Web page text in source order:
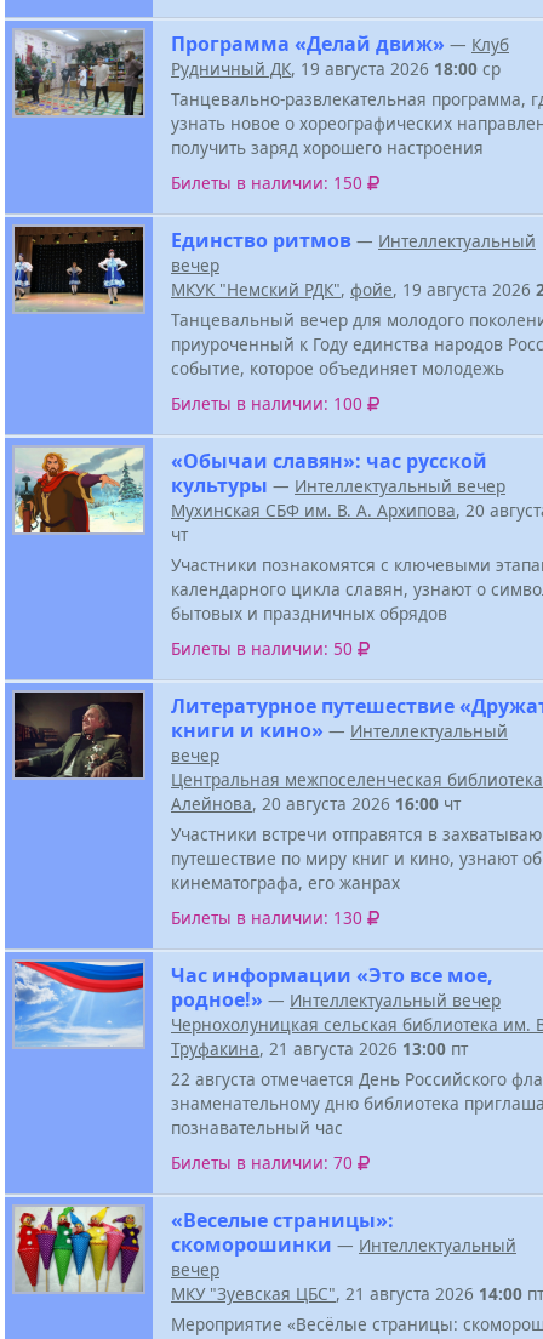
Программа «Делай движ» — Клуб
Рудничный ДК, 19 августа 2026 18:00 ср
Танцевально-развлекательная программа,
узнать новое о хореографических
получить заряд хорошего настроения
Билеты в наличии: 150
Единство ритмов — Интеллектуальный
вечер
МКУК "Немский РДК", фойе, 19 августа 2026
Танцевальный вечер для молодого
приуроченный к Году единства народов
событие, которое объединяет молодежь
Билеты в наличии: 100
«Обычаи славян»: час русской
культуры — Интеллектуальный вечер
Мухинская СБФ им. В. А. Архипова, 20
чт
Участники познакомятся с ключевыми
календарного цикла славян, узнают о
бытовых и праздничных обрядов
Билеты в наличии: 50
Литературное путешествие
книги и кино» — Интеллектуальный
вечер
Центральная межпоселенческая
Алейнова, 20 августа 2026 16:00 чт
Участники встречи отправятся в
путешествие по миру книг и кино, узнают
кинематографа, его жанрах
Билеты в наличии: 130
Час информации «Это все мое,
родное!» — Интеллектуальный вечер
Чернохолуницкая сельская библиотека им.
Труфакина, 21 августа 2026 13:00 пт
22 августа отмечается День Российского
знаменательному дню библиотека
познавательный час
Билеты в наличии: 70
«Веселые страницы»:
скоморошинки — Интеллектуальный
вечер
МКУ "Зуевская ЦБС", 21 августа 2026 14:00 пт
Мероприятие «Весёлые страницы: